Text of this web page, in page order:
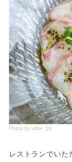
Photo by uli04_29
レストランでい